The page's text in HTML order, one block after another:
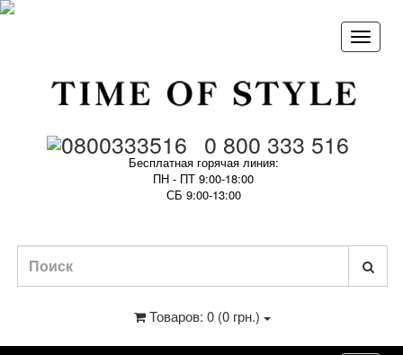
0 800 333 516
Бесплатная горячая линия:
ПН - ПТ 9:00-18:00
СБ 9:00-13:00
Товаров: 0 (0 грн.)